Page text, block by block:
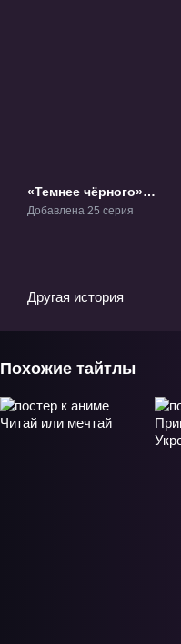
«Темнее чёрного»
ТВ-1
Добавлена 25 серия
Другая история
Похожие тайтлы